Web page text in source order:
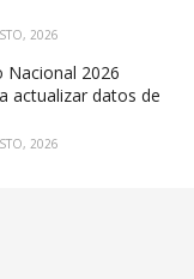
2026
Nacional 2026
actualizar datos de
2026